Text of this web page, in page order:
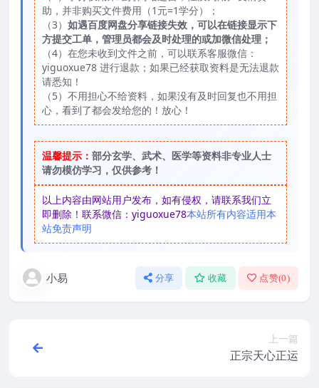
助，并非购买文件费用（1元=1学分）；
（3） 如遇百度网盘分享链接失效，可以在链接显示下
方提交工单，管理员都会及时处理的或加微信处理；
（4）在您未收到文件之前，可以联系客服微信：
yiguoxue78 进行退款；如果已经获取资料是无法退款
请悉知！
（5）不用担心不给资料，如果没有及时回复也不用担
心，看到了都会发给您的！放心！
温馨提示： 部分玄学、武术、医学等资料非专业人士
请勿模仿学习，仅供参考！
以上内容由网站用户发布，如有侵权，请联系我们立
即删除！联系微信：yiguoxue78本站所有内容适用本
站免责声明
小易 分享 收藏 点赞(0)
上一篇
正宗天心正运